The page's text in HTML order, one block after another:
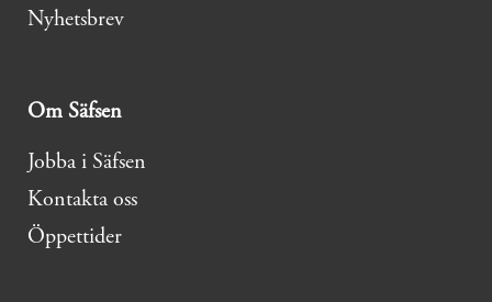
Nyhetsbrev
Om Säfsen
Jobba i Säfsen
Kontakta oss
Öppettider